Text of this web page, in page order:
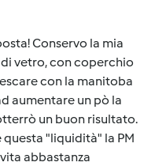
Conservo la mia
vetro, con coperchio
con la manitoba
aumentare un pò la
un buon risultato.
"liquidità" la PM
abbastanza